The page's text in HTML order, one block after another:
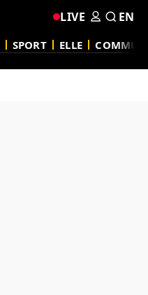
SPORT ELLE
LIVE EN